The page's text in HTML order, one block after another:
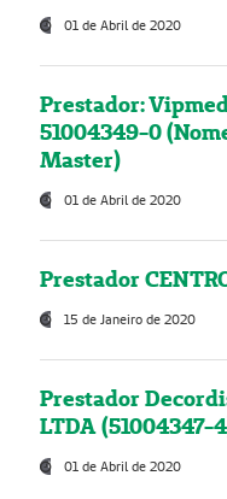
01 de Abril de 2020
Prestador:
51004349-0
Master)
01 de Abril de 2020
Prestador
15 de Janeiro de 2020
Prestador
LTDA (51004347-
01 de Abril de 2020